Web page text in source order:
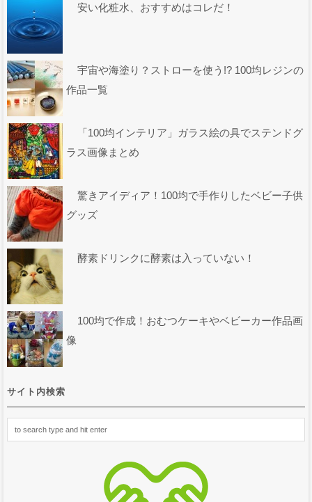
安い化粧水、おすすめはコレだ！
宇宙や海塗り？ストローを使う!? 100均レジンの
作品一覧
「100均インテリア」ガラス絵の具でステンドグ
ラス画像まとめ
驚きアイディア！100均で手作りしたベビー子供
グッズ
酵素ドリンクに酵素は入っていない！
100均で作成！おむつケーキやベビーカー作品画
像
サイト内検索